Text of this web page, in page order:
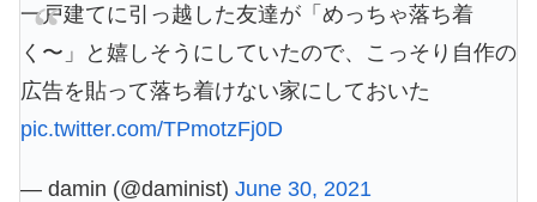
一戸建てに引っ越した友達が「めっちゃ落ち着
く〜」と嬉しそうにしていたので、こっそり自作の
広告を貼って落ち着けない家にしておいた
pic.twitter.com/TPmotzFj0D
— damin (@daminist) June 30, 2021